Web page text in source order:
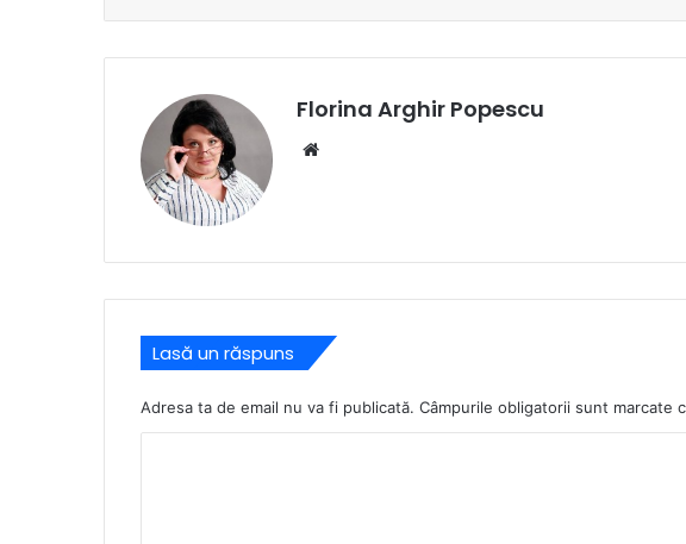
Florina Arghir Popescu
Lasă un răspuns
Adresa ta de email nu va fi publicată. Câmpurile obligatorii sunt marcate